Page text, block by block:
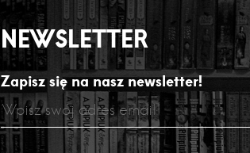
NEWSLETTER
Zapisz się na nasz newsletter!